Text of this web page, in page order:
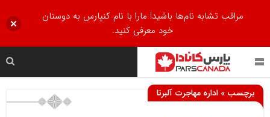
برچسب » اداره مهاجرت آلبرتا
مراقب تشابه نام‌ها باشید! مارا با نام کنپارس به دوستان
خود معرفی کنید.